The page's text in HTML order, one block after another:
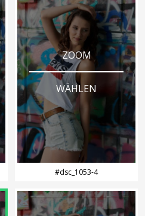
ZOOM
WÄHLEN
#dsc_1053-4